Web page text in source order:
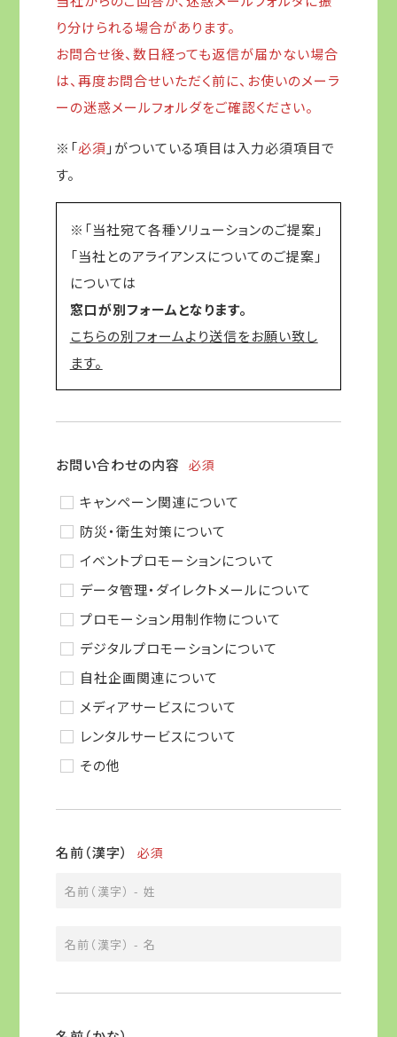
り分けられる場合があります。
お問合せ後、数日経っても返信が届かない場合
は、再度お問合せいただく前に、お使いのメーラ
ーの迷惑メールフォルダをご確認ください。
※「必須 」がついている項目は入力必須項目で
す。
※「当社宛て各種ソリューションのご提案」
「当社とのアライアンスについてのご提案」
については
窓口が別フォームとなります。
こちらの別フォームより送信をお願い致し
ます。